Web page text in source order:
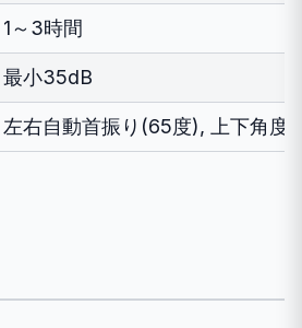
1～3時間
最小35dB
左右自動首振り(65度), 上下角度